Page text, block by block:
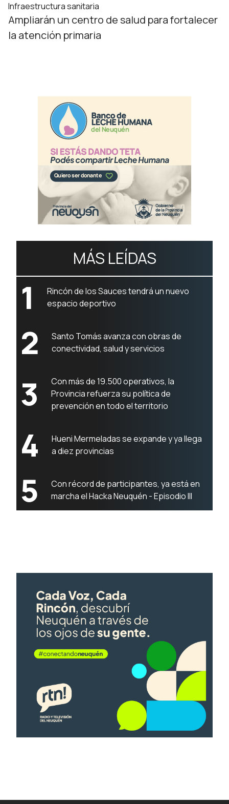
Infraestructura sanitaria
Ampliarán un centro de salud para fortalecer
la atención primaria
MÁS LEÍDAS
1
Rincón de los Sauces tendrá un nuevo
espacio deportivo
2
Santo Tomás avanza con obras de
conectividad, salud y servicios
3
Con más de 19.500 operativos, la
Provincia refuerza su política de
prevención en todo el territorio
4
Hueni Mermeladas se expande y ya llega
a diez provincias
5
Con récord de participantes, ya está en
marcha el Hacka Neuquén - Episodio III